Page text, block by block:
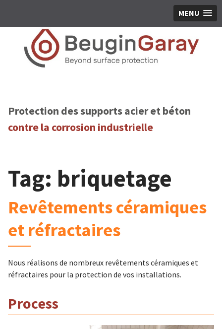
MENU
Protection des supports acier et béton
contre la corrosion industrielle
Tag: briquetage
Revêtements céramiques
et réfractaires
Nous réalisons de nombreux revêtements céramiques et
réfractaires pour la protection de vos installations.
Process